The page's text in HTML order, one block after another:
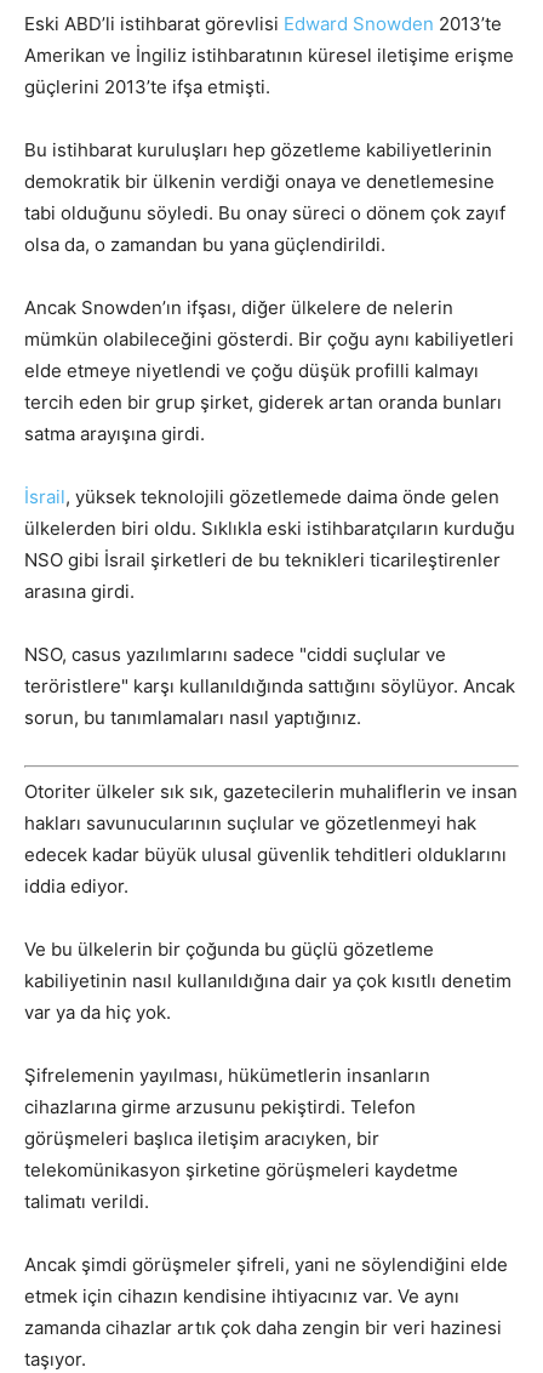
Eski ABD’li istihbarat görevlisi Edward Snowden 2013’te
Amerikan ve İngiliz istihbaratının küresel iletişime erişme
güçlerini 2013’te ifşa etmişti.
Bu istihbarat kuruluşları hep gözetleme kabiliyetlerinin
demokratik bir ülkenin verdiği onaya ve denetlemesine
tabi olduğunu söyledi. Bu onay süreci o dönem çok zayıf
olsa da, o zamandan bu yana güçlendirildi.
Ancak Snowden’ın ifşası, diğer ülkelere de nelerin
mümkün olabileceğini gösterdi. Bir çoğu aynı kabiliyetleri
elde etmeye niyetlendi ve çoğu düşük profilli kalmayı
tercih eden bir grup şirket, giderek artan oranda bunları
satma arayışına girdi.
İsrail, yüksek teknolojili gözetlemede daima önde gelen
ülkelerden biri oldu. Sıklıkla eski istihbaratçıların kurduğu
NSO gibi İsrail şirketleri de bu teknikleri ticarileştirenler
arasına girdi.
NSO, casus yazılımlarını sadece "ciddi suçlular ve
teröristlere" karşı kullanıldığında sattığını söylüyor. Ancak
sorun, bu tanımlamaları nasıl yaptığınız.
Otoriter ülkeler sık sık, gazetecilerin muhaliflerin ve insan
hakları savunucularının suçlular ve gözetlenmeyi hak
edecek kadar büyük ulusal güvenlik tehditleri olduklarını
iddia ediyor.
Ve bu ülkelerin bir çoğunda bu güçlü gözetleme
kabiliyetinin nasıl kullanıldığına dair ya çok kısıtlı denetim
var ya da hiç yok.
Şifrelemenin yayılması, hükümetlerin insanların
cihazlarına girme arzusunu pekiştirdi. Telefon
görüşmeleri başlıca iletişim aracıyken, bir
telekomünikasyon şirketine görüşmeleri kaydetme
talimatı verildi.
Ancak şimdi görüşmeler şifreli, yani ne söylendiğini elde
etmek için cihazın kendisine ihtiyacınız var. Ve aynı
zamanda cihazlar artık çok daha zengin bir veri hazinesi
taşıyor.